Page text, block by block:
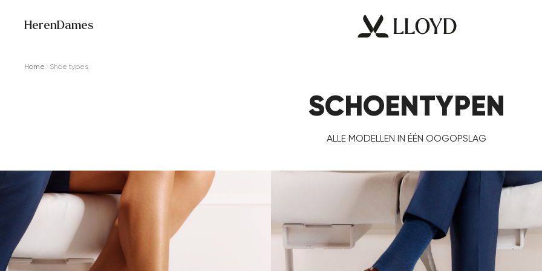
HerenDames
Home Shoe types
SCHOENTYPEN
ALLE MODELLEN IN ÉÉN OOGOPSLAG